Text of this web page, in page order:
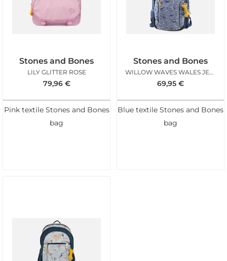
Stones and Bones
LILY GLITTER ROSE
79,96 €
Pink textile Stones and Bones
bag
Stones and Bones
WILLOW WAVES WALES JEAN
69,95 €
Blue textile Stones and Bones
bag